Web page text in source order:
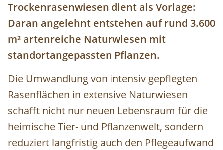
Trockenrasenwiesen dient als Vorlage:
Daran angelehnt entstehen auf rund 3.600
m² artenreiche Naturwiesen mit
standortangepassten Pflanzen.
Die Umwandlung von intensiv gepflegten
Rasenflächen in extensive Naturwiesen
schafft nicht nur neuen Lebensraum für die
heimische Tier- und Pflanzenwelt, sondern
reduziert langfristig auch den Pflegeaufwand